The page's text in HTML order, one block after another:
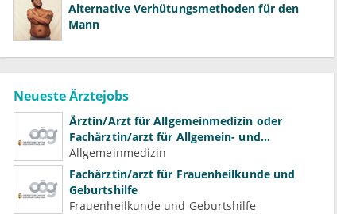
Alternative Verhütungsmethoden für den
Mann
Neueste Ärztejobs
Ärztin/Arzt für Allgemeinmedizin oder
Fachärztin/arzt für Allgemein- und
Familienmedizin für Psychiatrie und
Psychotherapeutische Medizin
Allgemeinmedizin
Fachärztin/arzt für Frauenheilkunde und
Geburtshilfe
Frauenheilkunde und Geburtshilfe